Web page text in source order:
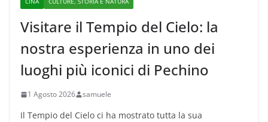
Visitare il Tempio del Cielo: la
nostra esperienza in uno dei
luoghi più iconici di Pechino
1 Agosto 2026 samuele
Il Tempio del Cielo ci ha mostrato tutta la sua